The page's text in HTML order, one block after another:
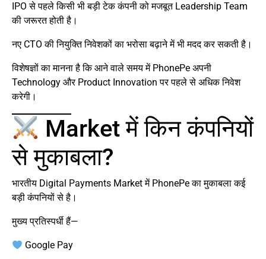
IPO से पहले किसी भी बड़ी टेक कंपनी को मजबूत Leadership Team
की जरूरत होती है।
नए CTO की नियुक्ति निवेशकों का भरोसा बढ़ाने में भी मदद कर सकती है।
विशेषज्ञों का मानना है कि आने वाले समय में PhonePe अपनी
Technology और Product Innovation पर पहले से अधिक निवेश
करेगी।
Market में किन कंपनियों
से मुकाबला?
भारतीय Digital Payments Market में PhonePe का मुकाबला कई
बड़ी कंपनियों से है।
मुख्य प्रतिस्पर्धी हैं—
Google Pay